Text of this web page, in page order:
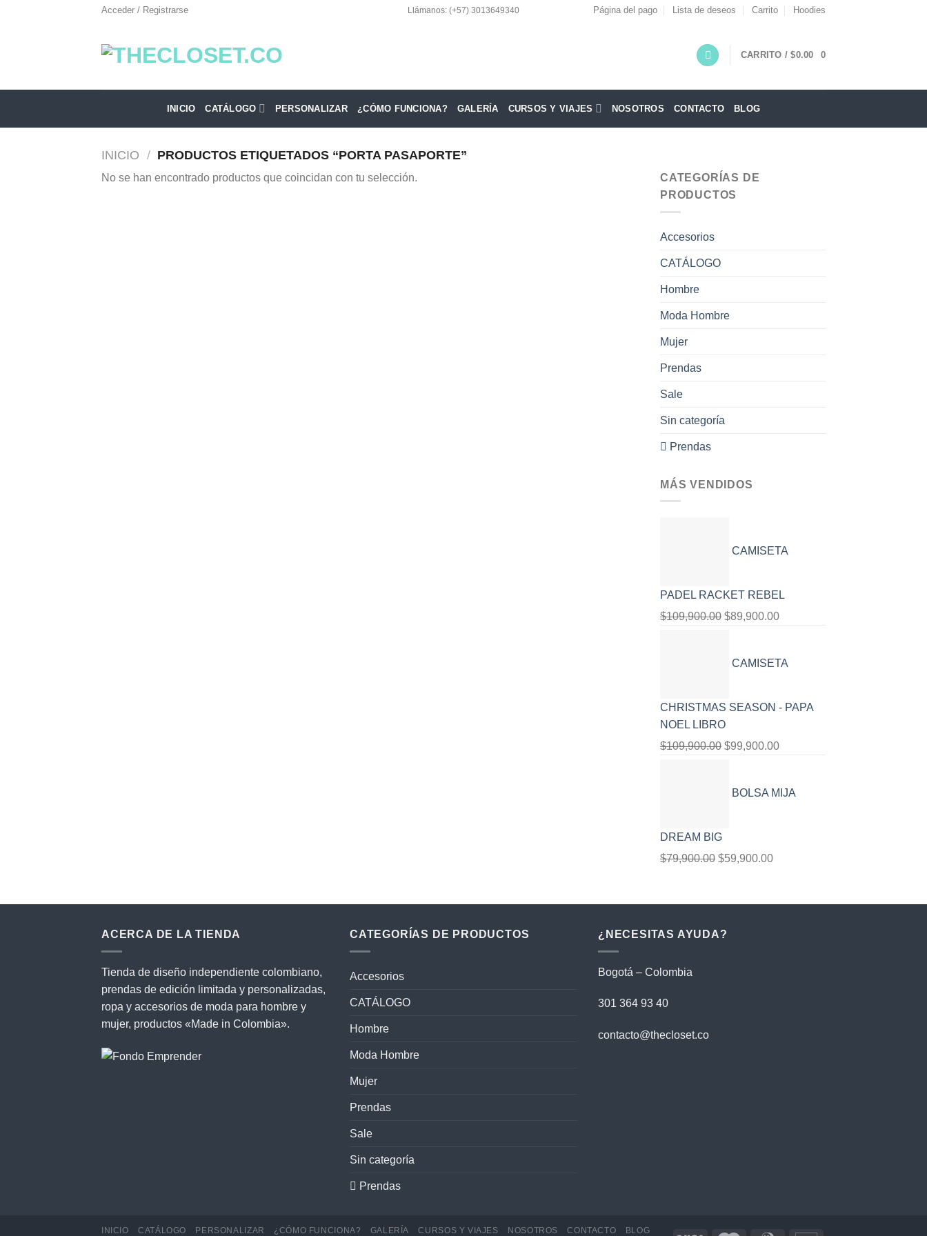
Acceder / Registrarse Llámanos: (+57) 3013649340 Página del pago Lista de deseos Carrito Hoodies
CARRITO /$0.00 0
INICIO CATÁLOGO PERSONALIZAR ¿CÓMO FUNCIONA? GALERÍA CURSOS Y VIAJES NOSOTROS CONTACTO BLOG
INICIO / PRODUCTOS ETIQUETADOS “PORTA PASAPORTE”
No se han encontrado productos que coincidan con tu selección.
CATEGORÍAS DE
PRODUCTOS
Accesorios
CATÁLOGO
Hombre
Moda Hombre
Mujer
Prendas
Sale
Sin categoría
 Prendas
MÁS VENDIDOS
CAMISETA
PADEL RACKET REBEL
$109,900.00 El
era:
$89,900.00
es:
CAMISETA
CHRISTMAS SEASON - PAPA
NOEL LIBRO
$109,900.00 El
era:
$99,900.00
es:
BOLSA MIJA
DREAM BIG
$79,900.00 El
$79,900.00.
$59,900.00
ACERCA DE LA TIENDA
Tienda de diseño independiente colombiano,
prendas de edición limitada y personalizadas,
ropa y accesorios de moda para hombre y
mujer, productos «Made in Colombia».
CATEGORÍAS DE PRODUCTOS
Accesorios
CATÁLOGO
Hombre
Moda Hombre
Mujer
Prendas
Sale
Sin categoría
 Prendas
¿NECESITAS AYUDA?
Bogotá – Colombia
301 364 93 40
contacto@thecloset.co
INICIO CATÁLOGO PERSONALIZAR ¿CÓMO FUNCIONA? GALERÍA CURSOS Y VIAJES NOSOTROS CONTACTO BLOG